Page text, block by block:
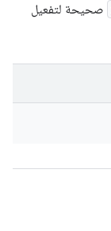
صحيحة لتفعيل